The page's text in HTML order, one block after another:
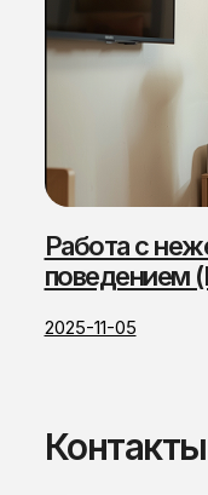
Работа с
поведением
2025-11-05
Контакты